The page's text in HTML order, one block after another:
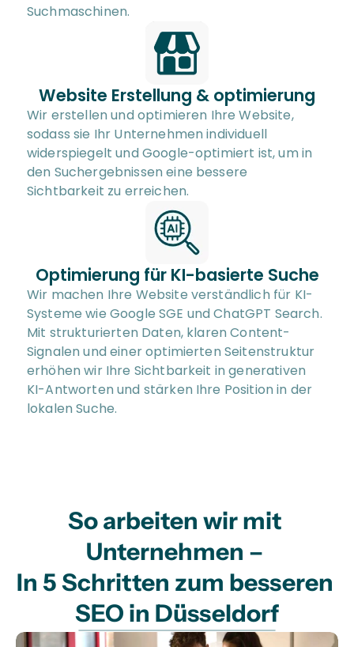
Suchmaschinen.
Website Erstellung & optimierung
Wir erstellen und optimieren Ihre Website,
sodass sie Ihr Unternehmen individuell
widerspiegelt und Google-optimiert ist, um in
den Suchergebnissen eine bessere
Sichtbarkeit zu erreichen.
Optimierung für KI-basierte Suche
Wir machen Ihre Website verständlich für KI-
Systeme wie Google SGE und ChatGPT Search.
Mit strukturierten Daten, klaren Content-
Signalen und einer optimierten Seitenstruktur
erhöhen wir Ihre Sichtbarkeit in generativen
KI-Antworten und stärken Ihre Position in der
lokalen Suche.
So arbeiten wir mit
Unternehmen –
In 5 Schritten zum besseren
SEO in Düsseldorf